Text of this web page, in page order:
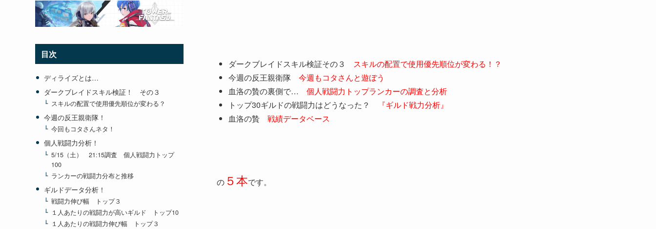
ダークブレイドスキル検証その３ スキルの配置で使用優先順位が変わる！？
今週の反王親衛隊 今週もコタさんと遊ぼう
血洛の贄の裏側で… 個人戦闘力トップランカーの調査と分析
トップ30ギルドの戦闘力はどうなった？
『ギルド戦力分析』
血洛の贄 戦績データベース
の ５本です。
目次
ディライズとは…
ダークブレイドスキル検証！ その３
スキルの配置で使用優先順位が変わる？
今週の反王親衛隊！
今回もコタさんネタ！
個人戦闘力分析！
5/15（土） 21:15調査 個人戦闘力トップ
100
ランカーの戦闘力分布と推移
ギルドデータ分析！
戦闘力伸び幅 トップ３
１人あたりの戦闘力が高いギルド トップ10
１人あたりの戦闘力伸び幅 トップ３